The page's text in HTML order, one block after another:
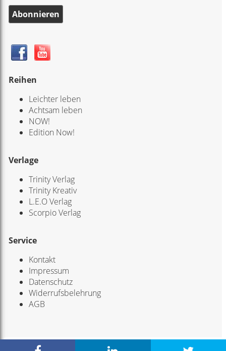
Abonnieren
Reihen
Leichter leben
Achtsam leben
NOW!
Edition Now!
Verlage
Trinity Verlag
Trinity Kreativ
L.E.O Verlag
Scorpio Verlag
Service
Kontakt
Impressum
Datenschutz
Widerrufsbelehrung
AGB